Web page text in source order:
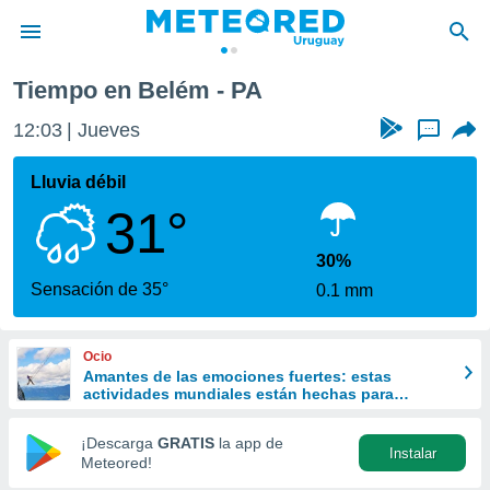
de
ha
para
que se
calidad.
a este
las
y
forma
digital
basada
Tiempo en Belém - PA
12:03 Jueves ...
Lluvia débil
31°
Sensación de 35°
30%
0.1 mm
Ocio
Amantes de las emociones fuertes: estas
actividades mundiales están hechas para
¡Descarga GRATIS la app de
Meteored!
Instalar